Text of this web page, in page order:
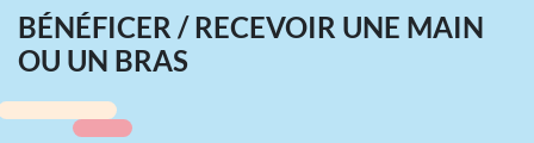
BÉNÉFICER / RECEVOIR UNE MAIN
OU UN BRAS